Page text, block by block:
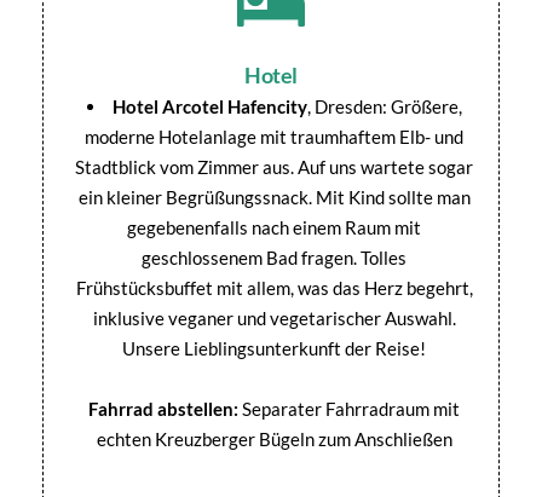
Hotel
Hotel Arcotel Hafencity, Dresden: Größere,
moderne Hotelanlage mit traumhaftem Elb- und
Stadtblick vom Zimmer aus. Auf uns wartete sogar
ein kleiner Begrüßungssnack. Mit Kind sollte man
gegebenenfalls nach einem Raum mit
geschlossenem Bad fragen. Tolles
Frühstücksbuffet mit allem, was das Herz begehrt,
inklusive veganer und vegetarischer Auswahl.
Unsere Lieblingsunterkunft der Reise!
Fahrrad abstellen: Separater Fahrradraum mit
echten Kreuzberger Bügeln zum Anschließen